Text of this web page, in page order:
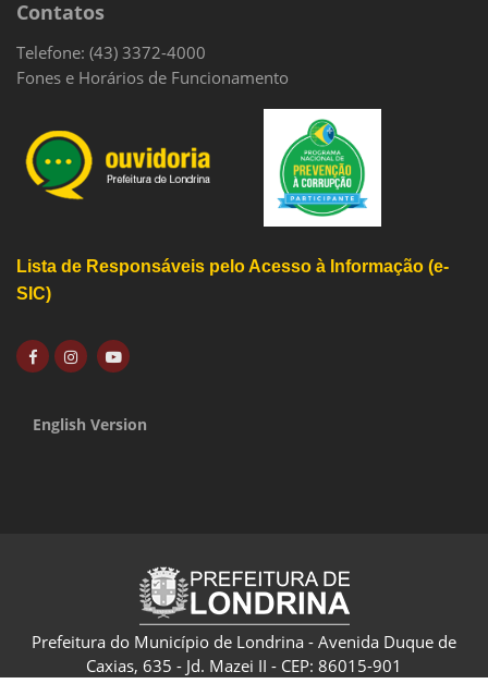
Contatos
Telefone: (43) 3372-4000
Fones e Horários de Funcionamento
Lista de Responsáveis pelo Acesso à Informação (e-
SIC)
English Version
Prefeitura do Município de Londrina - Avenida Duque de
Caxias, 635 - Jd. Mazei II - CEP: 86015-901